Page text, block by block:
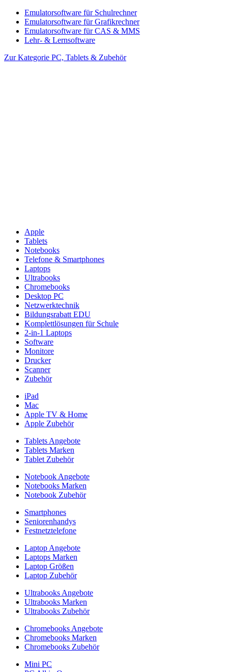
Emulatorsoftware für Schulrechner
Emulatorsoftware für Grafikrechner
Emulatorsoftware für CAS & MMS
Lehr- & Lernsoftware
Zur Kategorie PC, Tablets & Zubehör
Apple
Tablets
Notebooks
Telefone & Smartphones
Laptops
Ultrabooks
Chromebooks
Desktop PC
Netzwerktechnik
Bildungsrabatt EDU
Komplettlösungen für Schule
2-in-1 Laptops
Software
Monitore
Drucker
Scanner
Zubehör
iPad
Mac
Apple TV & Home
Apple Zubehör
Tablets Angebote
Tablets Marken
Tablet Zubehör
Notebook Angebote
Notebooks Marken
Notebook Zubehör
Smartphones
Seniorenhandys
Festnetztelefone
Laptop Angebote
Laptops Marken
Laptop Größen
Laptop Zubehör
Ultrabooks Angebote
Ultrabooks Marken
Ultrabooks Zubehör
Chromebooks Angebote
Chromebooks Marken
Chromebooks Zubehör
Mini PC